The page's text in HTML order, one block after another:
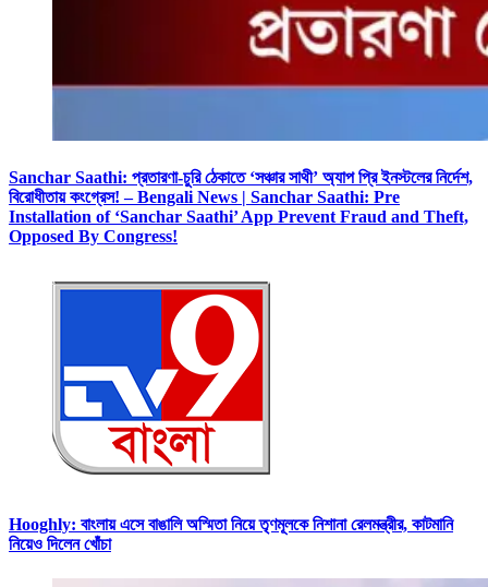
Sanchar Saathi: প্রতারণা-চুরি ঠেকাতে ‘সঞ্চার সাথী’ অ্যাপ প্রি ইনস্টলের নির্দেশ,
বিরোধীতায় কংগ্রেস! – Bengali News | Sanchar Saathi: Pre
Installation of ‘Sanchar Saathi’ App Prevent Fraud and Theft,
Opposed By Congress!
Hooghly: বাংলায় এসে বাঙালি অস্মিতা নিয়ে তৃণমূলকে নিশানা রেলমন্ত্রীর, কাটমানি
নিয়েও দিলেন খোঁচা